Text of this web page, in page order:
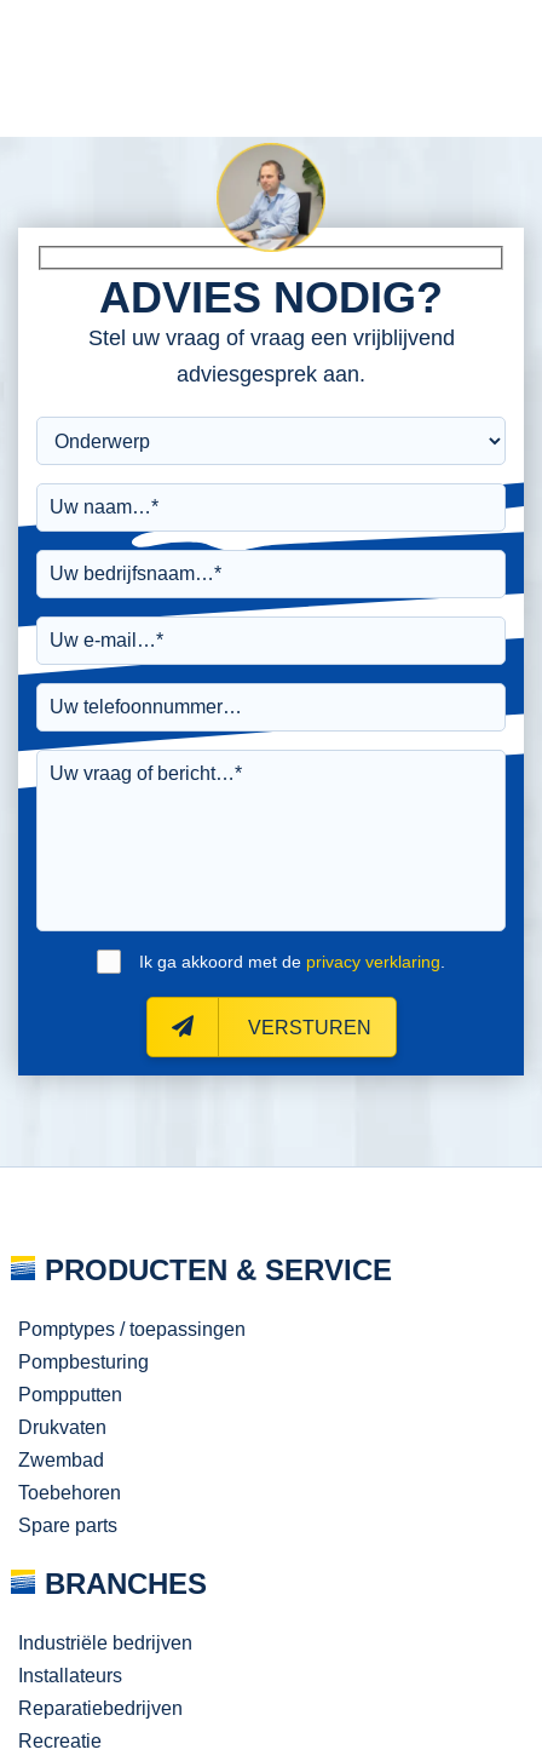
ADVIES NODIG?
Stel uw vraag of vraag een vrijblijvend
adviesgesprek aan.
Ik ga akkoord met de privacy verklaring
VERSTUREN
PRODUCTEN & SERVICE
Pomptypes / toepassingen
Pompbesturing
Pompputten
Drukvaten
Zwembad
Toebehoren
Spare parts
BRANCHES
Industriële bedrijven
Installateurs
Reparatiebedrijven
Recreatie